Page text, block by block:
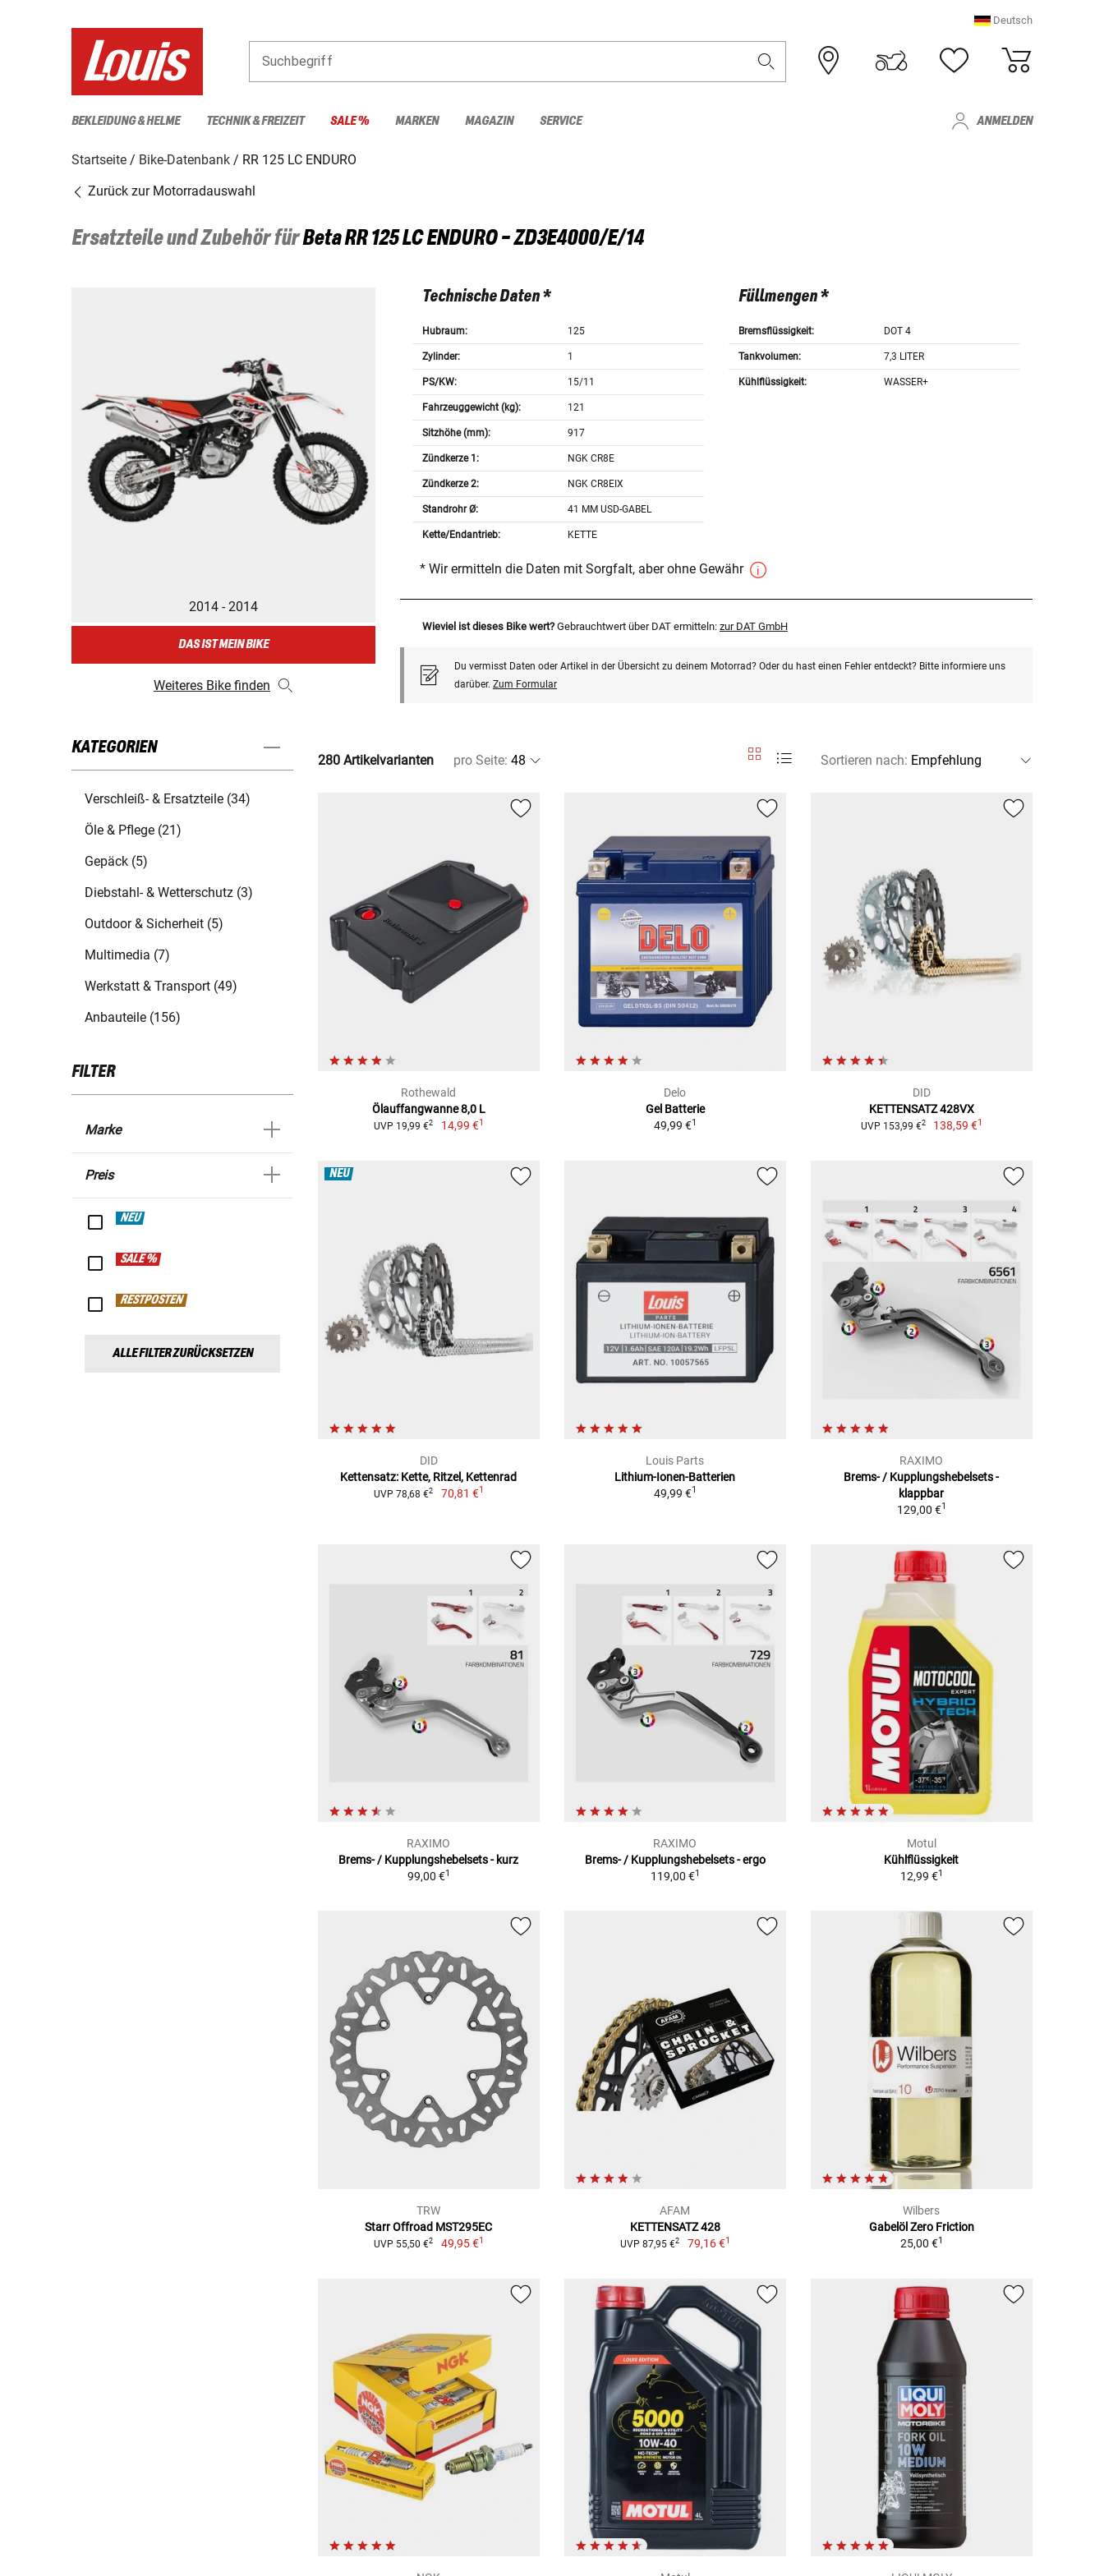
Deutsch
Suchbegriff
BEKLEIDUNG & HELME TECHNIK & FREIZEIT SALE % MARKEN MAGAZIN SERVICE ANMELDEN
Startseite Bike-Datenbank
RR 125 LC ENDURO
Zurück zur Motorradauswahl
Ersatzteile und Zubehör fürBetaRR 125 LC ENDURO - ZD3E4000/E/14
2014 - 2014
DAS IST MEIN BIKE
Weiteres Bike finden
Technische Daten *
Hubraum: 125
Zylinder: 1
PS/KW: 15/11
Fahrzeuggewicht (kg): 121
Sitzhöhe (mm): 917
Zündkerze 1: NGK CR8E
Zündkerze 2: NGK CR8EIX
Standrohr Ø: 41 MM USD-GABEL
Kette/Endantrieb: KETTE
Füllmengen *
Bremsflüssigkeit: DOT 4
Tankvolumen: 7,3 LITER
Kühlflüssigkeit: WASSER+
* Wir ermitteln die Daten mit Sorgfalt, aber ohne Gewähr
Wieviel ist dieses Bike wert? Gebrauchtwert über DAT ermitteln: zur DAT GmbH
Du vermisst Daten oder Artikel in der Übersicht zu deinem Motorrad? Oder du hast einen Fehler entdeckt? Bitte informiere uns
darüber. Zum Formular
KATEGORIEN
Verschleiß- & Ersatzteile (34)
Öle & Pflege (21)
Gepäck (5)
Diebstahl- & Wetterschutz (3)
Outdoor & Sicherheit (5)
Multimedia (7)
Werkstatt & Transport (49)
Anbauteile (156)
FILTER
Marke
Preis
NEU
SALE %
RESTPOSTEN
ALLE FILTER ZURÜCKSETZEN
280 Artikelvarianten pro Seite: Sortieren nach:
Rothewald
Ölauffangwanne 8,0 L
UVP 19,99 €2 14,99 €1
Delo
Gel Batterie
49,99 €1
DID
KETTENSATZ 428VX
UVP 153,99 €2 138,59 €1
NEU
DID
Kettensatz: Kette, Ritzel, Kettenrad
UVP 78,68 €2 70,81 €1
Louis Parts
Lithium-Ionen-Batterien
49,99 €1
RAXIMO
Brems- / Kupplungshebelsets -
klappbar
129,00 €1
RAXIMO
Brems- / Kupplungshebelsets - kurz
99,00 €1
RAXIMO
Brems- / Kupplungshebelsets - ergo
119,00 €1
Motul
Kühlflüssigkeit
12,99 €1
TRW
Starr Offroad MST295EC
UVP 55,50 €2 49,95 €1
AFAM
KETTENSATZ 428
UVP 87,95 €2 79,16 €1
Wilbers
Gabelöl Zero Friction
25,00 €1